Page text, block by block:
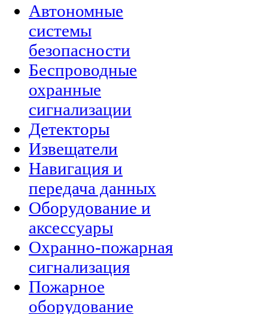
Автономные
системы
безопасности
Беспроводные
охранные
сигнализации
Детекторы
Извещатели
Навигация и
передача данных
Оборудование и
аксессуары
Охранно-пожарная
сигнализация
Пожарное
оборудование